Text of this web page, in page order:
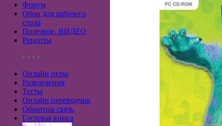
Форум
Обои для рабочего
стола
Полезное. ВИДЕО
Рецепты
• • • •
Онлайн игры
Развлечения
Тесты
Онлайн переводчик
Обратная связь
Гостевая книга